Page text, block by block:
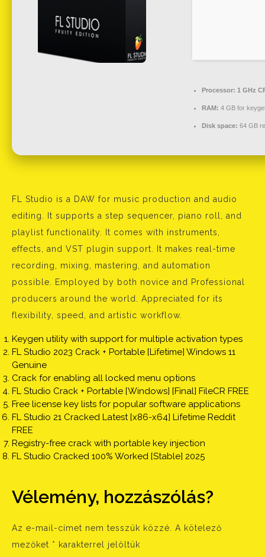
Processor: 1 GHz
RAM: 4 GB for
Disk space: 64 GB
FL Studio is a DAW for music production and audio
editing. It supports a step sequencer, piano roll, and
playlist functionality. It comes with instruments,
effects, and VST plugin support. It makes real-time
recording, mixing, mastering, and automation
possible. Employed by both novice and Professional
producers around the world. Appreciated for its
flexibility, speed, and artistic workflow.
Keygen utility with support for multiple activation types
FL Studio 2023 Crack + Portable [Lifetime] Windows 11
Genuine
Crack for enabling all locked menu options
FL Studio Crack + Portable [Windows] [Final] FileCR FREE
Free license key lists for popular software applications
FL Studio 21 Cracked Latest [x86-x64] Lifetime Reddit
FREE
Registry-free crack with portable key injection
FL Studio Cracked 100% Worked [Stable] 2025
Vélemény, hozzászólás?
Az e-mail-címet nem tesszük közzé.
A kötelező
mezőket * karakterrel jelöltük